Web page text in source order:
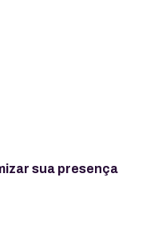
sua presença